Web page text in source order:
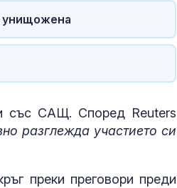
унищожена
със САЩ. Според Reuters
разглежда участието си
преки преговори преди